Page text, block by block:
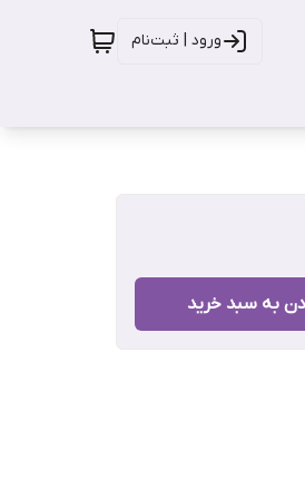
ورود | ثبت‌نام
به سبد خرید